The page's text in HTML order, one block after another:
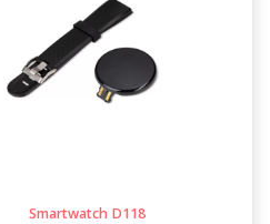
Smartwatch D118